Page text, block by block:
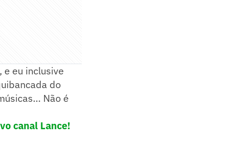
e eu inclusive
do
Não é
canal Lance!